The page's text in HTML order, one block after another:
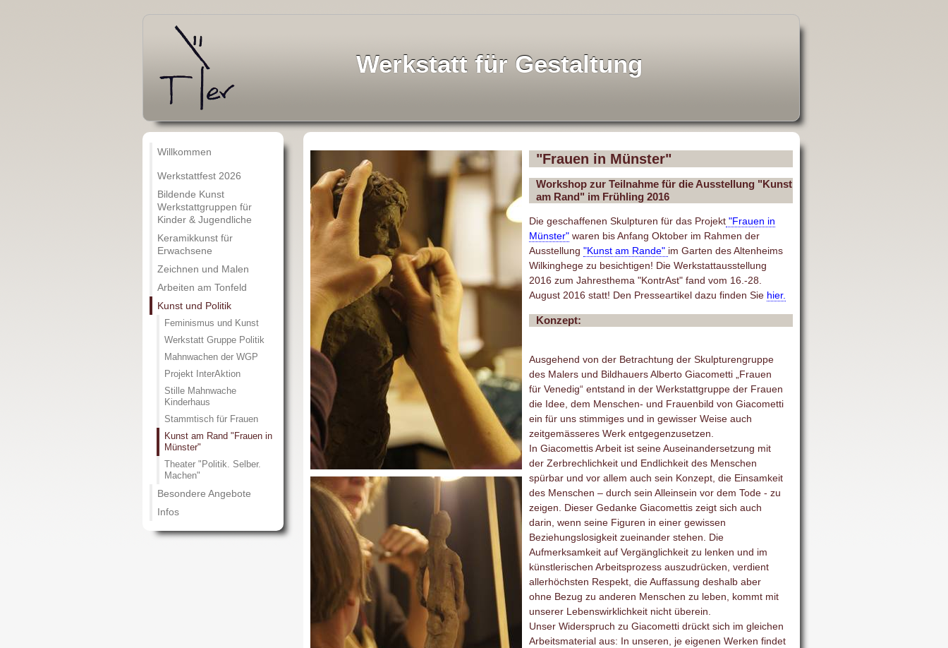
Werkstatt für Gestaltung
Willkommen
Werkstattfest 2026
Bildende Kunst
Werkstattgruppen für
Kinder & Jugendliche
Keramikkunst für
Erwachsene
Zeichnen und Malen
Arbeiten am Tonfeld
Kunst und Politik
Feminismus und Kunst
Werkstatt Gruppe Politik
Mahnwachen der WGP
Projekt InterAktion
Stille Mahnwache
Kinderhaus
Stammtisch für Frauen
Kunst am Rand "Frauen in
Münster"
Theater "Politik. Selber.
Machen"
Besondere Angebote
Infos
"Frauen in Münster"
Workshop zur Teilnahme für die Ausstellung "Kunst
am Rand" im Frühling 2016
Die geschaffenen Skulpturen für das Projekt "Frauen in
Münster" waren bis Anfang Oktober im Rahmen der
Ausstellung "Kunst am Rande" im Garten des Altenheims
Wilkinghege zu besichtigen! Die Werkstattausstellung
2016 zum Jahresthema "KontrAst" fand vom 16.-28.
August 2016 statt! Den Presseartikel dazu finden Sie hier.
Konzept:
Ausgehend von der Betrachtung der Skulpturengruppe
des Malers und Bildhauers Alberto Giacometti „Frauen
für Venedig“ entstand in der Werkstattgruppe der Frauen
die Idee, dem Menschen- und Frauenbild von Giacometti
ein für uns stimmiges und in gewisser Weise auch
zeitgemässeres Werk entgegenzusetzen.
In Giacomettis Arbeit ist seine Auseinandersetzung mit
der Zerbrechlichkeit und Endlichkeit des Menschen
spürbar und vor allem auch sein Konzept, die Einsamkeit
des Menschen – durch sein Alleinsein vor dem Tode - zu
zeigen. Dieser Gedanke Giacomettis zeigt sich auch
darin, wenn seine Figuren in einer gewissen
Beziehungslosigkeit zueinander stehen. Die
Aufmerksamkeit auf Vergänglichkeit zu lenken und im
künstlerischen Arbeitsprozess auszudrücken, verdient
allerhöchsten Respekt, die Auffassung deshalb aber
ohne Bezug zu anderen Menschen zu leben, kommt mit
unserer Lebenswirklichkeit nicht überein.
Unser Widerspruch zu Giacometti drückt sich im gleichen
Arbeitsmaterial aus: In unseren, je eigenen Werken findet